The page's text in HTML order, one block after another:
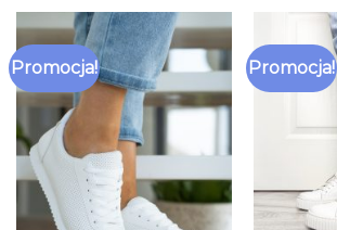
Promocja! Promocja!